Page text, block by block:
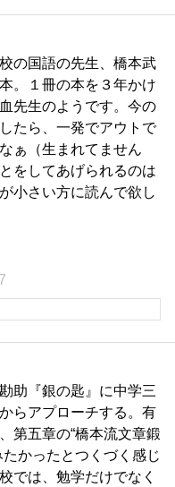
の国語の先生、橋本武
。１冊の本を３年かけ
先生のようです。今の
たら、一発でアウトで
ぁ（生まれてません
をしてあげられるのは
小さい方に読んで欲し
助『銀の匙』に中学三
らアプローチする。有
第五章の“橋本流文章鍛
かったとつくづく感じ
では、勉学だけでなく